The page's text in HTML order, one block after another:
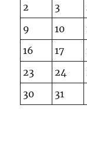
2
3
9
10
16
17
23
24
30
31